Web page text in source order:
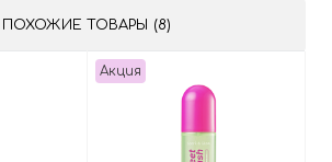
ПОХОЖИЕ ТОВАРЫ (8)
Акция